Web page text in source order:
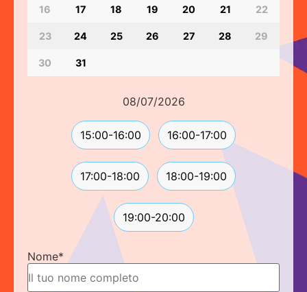
16 17 18 19 20 21 22
23 24 25 26 27 28 29
30 31
08/07/2026
15:00-16:00 16:00-17:00
17:00-18:00 18:00-19:00
19:00-20:00
Nome*